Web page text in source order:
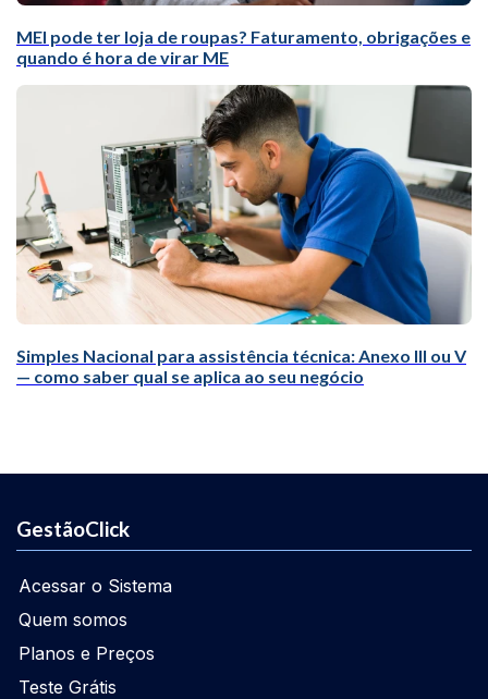
MEI pode ter loja de roupas? Faturamento, obrigações e
quando é hora de virar ME
Simples Nacional para assistência técnica: Anexo III ou V
— como saber qual se aplica ao seu negócio
GestãoClick
Acessar o Sistema
Quem somos
Planos e Preços
Teste Grátis